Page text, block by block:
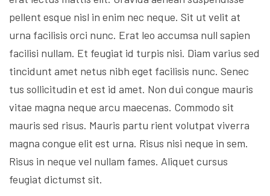
pellent esque nisl in enim nec neque. Sit ut velit at
urna facilisis orci nunc. Erat leo accumsa null sapien
facilisi nullam. Et feugiat id turpis nisi. Diam varius sed
tincidunt amet netus nibh eget facilisis nunc. Senec
tus sollicitudin et est id amet. Non dui congue mauris
vitae magna neque arcu maecenas. Commodo sit
mauris sed risus. Mauris partu rient volutpat viverra
magna congue elit est urna. Risus nisi neque in sem.
Risus in neque vel nullam fames. Aliquet cursus
feugiat dictumst sit.